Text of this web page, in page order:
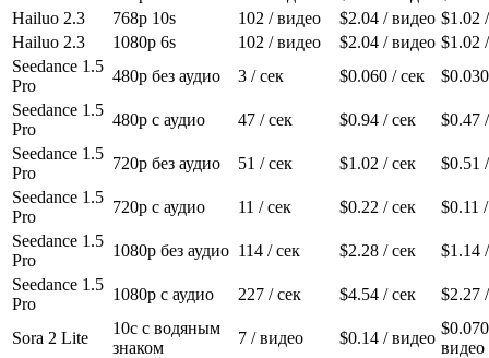
Hailuo 2.3
768p 10s 102 / видео $2.04 / видео $1.02
Hailuo 2.3
1080p 6s 102 / видео $2.04 / видео $1.02
Seedance 1.5
Pro
480p без аудио 3 / сек $0.060 / сек
$0.030
Seedance 1.5
Pro
480p с аудио 47 / сек $0.94 / сек $0.47
Seedance 1.5
Pro
720p без аудио 51 / сек $1.02 / сек $0.51
Seedance 1.5
Pro
720p с аудио 11 / сек $0.22 / сек $0.11
Seedance 1.5
Pro
1080p без аудио 114 / сек $2.28 / сек $1.14
Seedance 1.5
Pro
1080p с аудио 227 / сек $4.54 / сек $2.27
Sora 2 Lite
10с с водяным
знаком
7 / видео $0.14 / видео
$0.070
видео